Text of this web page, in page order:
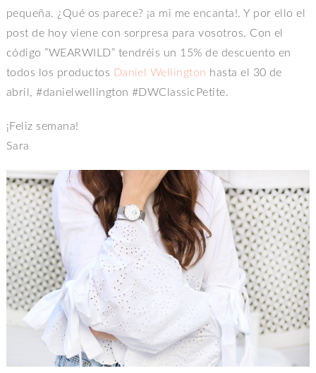
pequeña. ¿Qué os parece? ¡a mi me encanta!. Y por ello el
post de hoy viene con sorpresa para vosotros. Con el
código ”WEARWILD” tendréis un 15% de descuento en
todos los productos Daniel Wellington hasta el 30 de
abril, #danielwellington #DWClassicPetite.
¡Feliz semana!
Sara